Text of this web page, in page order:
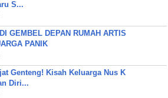
S...
GEMBEL DEPAN RUMAH ARTIS
PANIK
Genteng! Kisah Keluarga Nus K
Diri...